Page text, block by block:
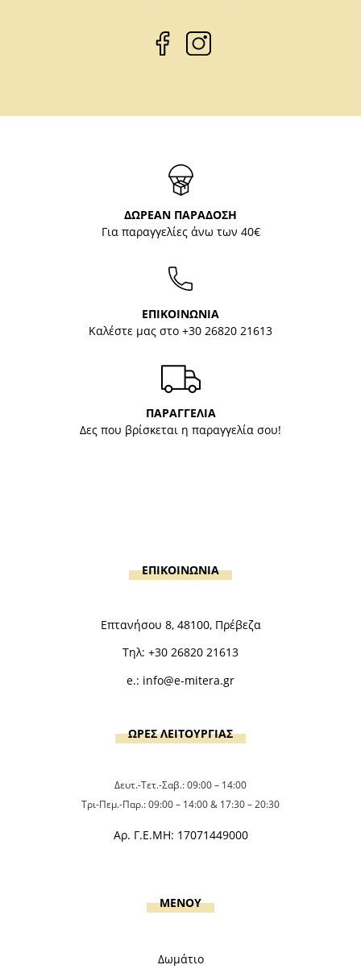
ΔΩΡΕΑΝ ΠΑΡΑΔΟΣΗ
Για παραγγελίες άνω των 40€
ΕΠΙΚΟΙΝΩΝΙΑ
Καλέστε μας στο +30 26820 21613
ΠΑΡΑΓΓΕΛΙΑ
Δες που βρίσκεται η παραγγελία σου!
ΕΠΙΚΟΙΝΩΝΙΑ
Επτανήσου 8, 48100, Πρέβεζα
Τηλ: +30 26820 21613
e.: info@e-mitera.gr
ΩΡΕΣ ΛΕΙΤΟΥΡΓΙΑΣ
Δευτ.-Τετ.-Σαβ.: 09:00 – 14:00
Τρι-Πεμ.-Παρ.: 09:00 – 14:00 & 17:30 – 20:30
Αρ. Γ.Ε.ΜΗ: 17071449000
MENOY
Δωμάτιο